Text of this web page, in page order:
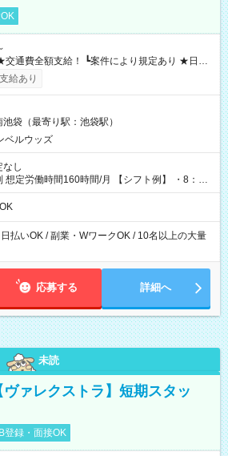
り） ┗働いたその日に現金GET♪ お仕事後はコ
い分を引き落とせます！ 【試用期間】試
給あり
袋（最寄り駅：池袋駅）
ベルウッズ
なし
時間160時間/月 【シフト例】 ・8：00
払いOK / 副業・WワークOK / 10名以上の大量
応募する 詳細へ
未読
ァレクストラ】短期スタッ
登録・面接OK